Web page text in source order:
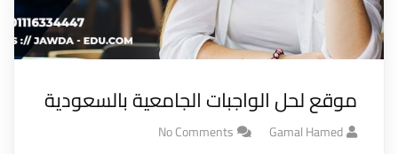
موقع لحل الواجبات الجامعية بالسعودية
Gamal Hamed
No Comments